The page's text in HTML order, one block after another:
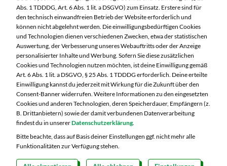
Telefon:09281 7186
Markt ändern
Öffnungszeiten diese Woche:
Mo:
07:00 – 20:00 Uhr
Di:
07:00 – 20:00 Uhr
Mi:
07:00 – 20:00 Uhr
Do:
07:00 – 20:00 Uhr
Fr:
07:00 – 20:00 Uhr
Abs. 1 TDDDG, Art. 6 Abs. 1 lit. a DSGVO) zum Einsatz. Erstere sind für
den technisch einwandfreien Betrieb der Website erforderlich und
können nicht abgelehnt werden. Die einwilligungsbedürftigen Cookies
und Technologien dienen verschiedenen Zwecken, etwa der statistischen
Auswertung, der Verbesserung unseres Webauftritts oder der Anzeige
personalisierter Inhalte und Werbung. Sofern Sie diese zusätzlichen
Cookies und Technologien nutzen möchten, ist deine Einwilligung gemäß
Art. 6 Abs. 1 lit. a DSGVO, § 25 Abs. 1 TDDDG erforderlich. Deine erteilte
Einwilligung kannst du jederzeit mit Wirkung für die Zukunft über den
Consent-Banner widerrufen. Weitere Informationen zu den eingesetzten
Cookies und anderen Technologien, deren Speicherdauer, Empfängern (z.
B. Drittanbietern) sowie der damit verbundenen Datenverarbeitung
findest du in unsererDatenschutzerklärung.
Bitte beachte, dass auf Basis deiner Einstellungen ggf. nicht mehr alle
Funktionalitäten zur Verfügung stehen.